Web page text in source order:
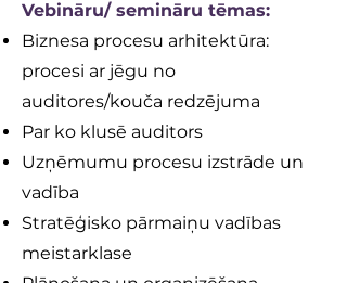
Vebināru/ semināru tēmas:
Biznesa procesu arhitektūra:
procesi ar jēgu no
auditores/kouča redzējuma
Par ko klusē auditors
Uzņēmumu procesu izstrāde un
vadība
Stratēģisko pārmaiņu vadības
meistarklase